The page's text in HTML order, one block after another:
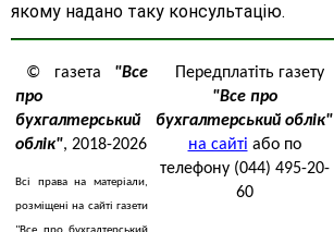
якому надано таку консультацію.
© газета "Все
про
бухгалтерський
облік", 2018-2026
Всі права на матеріали,
розміщені на сайті газети
Передплатіть газету
"Все про
бухгалтерський облік"
на сайті або по
телефону (044) 495-20-
60